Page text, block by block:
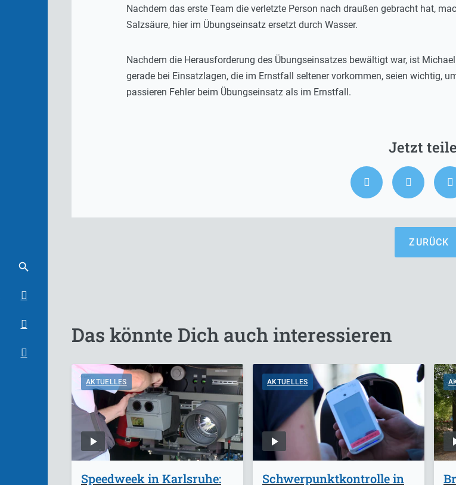
Nachdem das erste Team die verletzte Person nach draußen gebracht hat,
Salzsäure, hier im Übungseinsatz ersetzt durch Wasser.
Nachdem die Herausforderung des Übungseinsatzes bewältigt war, ist
gerade bei Einsatzlagen, die im Ernstfall seltener vorkommen, seien wichtig,
passieren Fehler beim Übungseinsatz als im Ernstfall.
ZURÜCK
Das könnte Dich auch interessieren
AKTUELLES
Speedweek in Karlsruhe:
AKTUELLES
Schwerpunktkontrolle in